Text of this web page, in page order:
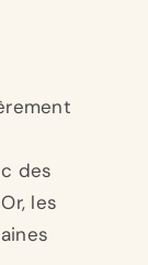
des
les